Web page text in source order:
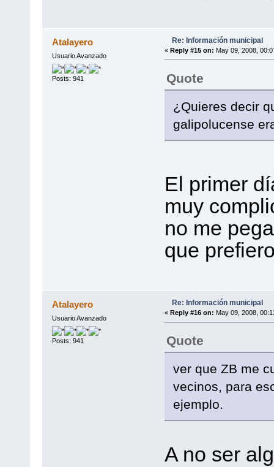
Atalayero
Usuario Avanzado
Posts: 941
Re: Información municipal
« Reply #15 on: May 09, 2008,
Quote
¿Quieres decir
galipolucense
El primer
muy
no me
que
Atalayero
Usuario Avanzado
Posts: 941
Re: Información municipal
« Reply #16 on: May 09, 2008,
Quote
ver que ZB me
vecinos, para
ejemplo.
A no ser